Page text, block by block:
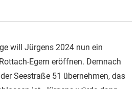
will Jürgens 2024 nun ein
Egern eröffnen. Demnach
Seestraße 51 übernehmen, das